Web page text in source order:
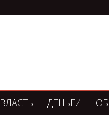
ВЛАСТЬ ДЕНЬГИ